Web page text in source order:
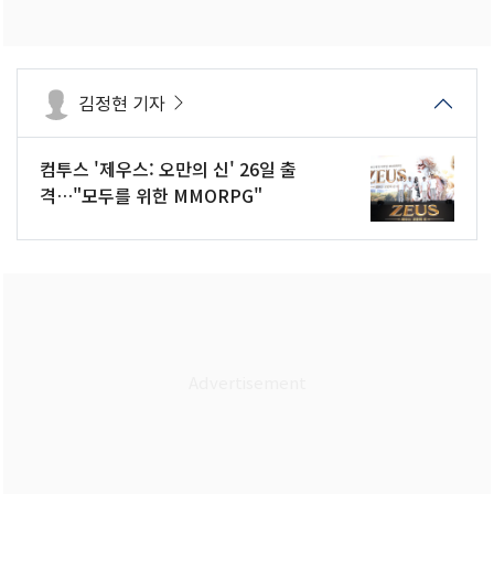
김정현 기자
컴투스 '제우스: 오만의 신' 26일 출
격…"모두를 위한 MMORPG"